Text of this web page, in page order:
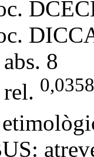
8
0,0358